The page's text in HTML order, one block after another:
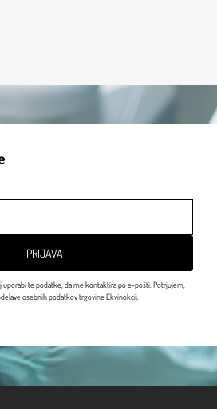
PRIJAVA
uporabi te podatke, da me kontaktira po e-pošti. Potrjujem,
osebnih podatkovtrgovine Ekvinokcij.